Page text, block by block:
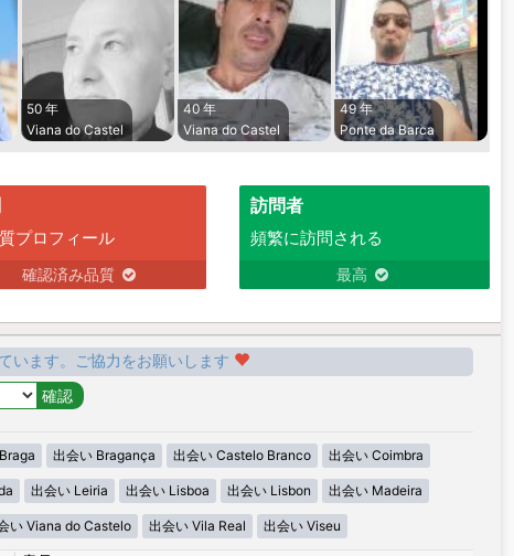
50 年
Viana do Castel
40 年
Viana do Castel
49 年
Ponte da Barca
プロフィール
確認済み品質
訪問者
頻繁に訪問される
最高
います。ご協力をお願いします
出会い Bragança 出会い Castelo Branco 出会い Coimbra
出会い Leiria 出会い Lisboa 出会い Lisbon 出会い Madeira
い Viana do Castelo 出会い Vila Real 出会い Viseu